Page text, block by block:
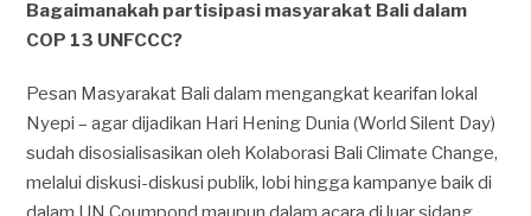
Bagaimanakah partisipasi masyarakat Bali dalam
COP 13 UNFCCC?
Pesan Masyarakat Bali dalam mengangkat kearifan lokal
Nyepi – agar dijadikan Hari Hening Dunia (World Silent Day)
sudah disosialisasikan oleh Kolaborasi Bali Climate Change,
melalui diskusi-diskusi publik, lobi hingga kampanye baik di